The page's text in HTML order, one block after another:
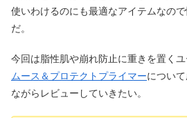
使いわけるのにも最適なアイテムなの
だ。
今回は脂性肌や崩れ防止に重きを置くユ
ムース＆プロテクトプライマーについ
ながらレビューしていきたい。